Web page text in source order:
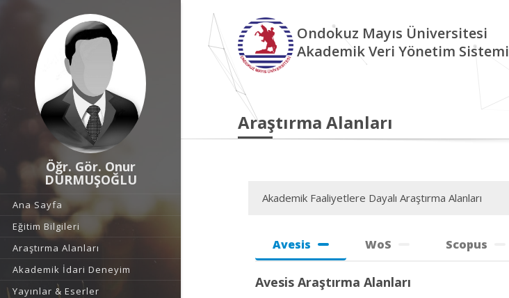
Öğr. Gör. Onur
DURMUŞOĞLU
Ana Sayfa
Eğitim Bilgileri
Araştırma Alanları
Akademik İdari Deneyim
Yayınlar & Eserler
Ondokuz Mayıs Üniversitesi
Akademik Veri Yönetim Sistemi
Araştırma Alanları
Akademik Faaliyetlere Dayalı Araştırma Alanları
Avesis WoS Scopus
Avesis Araştırma Alanları